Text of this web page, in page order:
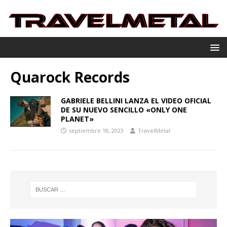
Quarock Records
GABRIELE BELLINI LANZA EL VIDEO OFICIAL
DE SU NUEVO SENCILLO «ONLY ONE
PLANET»
septiembre 18, 2023 TravelMetal